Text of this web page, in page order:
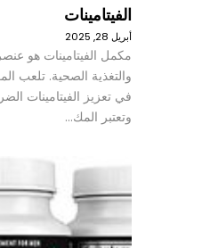
الفيتامينات
أبريل 28, 2025
مكمل الفيتامينات هو
والتغذية الصحية. تلعب
في تعزيز الفيتامينات
وتعتبر المك…